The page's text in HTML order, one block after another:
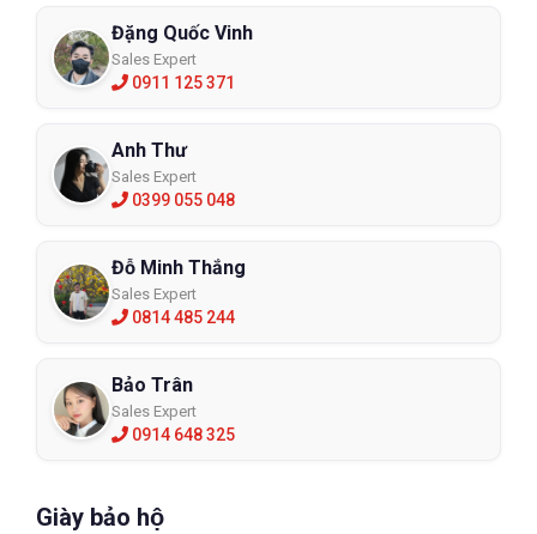
bạn mua được hàng chính hãng, giá hợp lí và có được chính
sách chăm sóc khách hàng đặc biệt chất lượng. ECO3D vinh dự
là nhà phân phối của nhiều thương hiệu găng tay chống cắt nổi
khách hàn khác nhau.
Nếu bạn có nhu cầu mua găng tay chống cắt có thể liên hệ trực
Đặng Quốc Vinh
Sales Expert
0911 125 371
Anh Thư
Sales Expert
0399 055 048
Đỗ Minh Thắng
Sales Expert
0814 485 244
Bảo Trân
Sales Expert
0914 648 325
Giày bảo hộ